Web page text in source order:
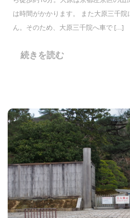
は時間がかかります。 また大原三千
ん。そのため、大原三千院へ車で […]
続きを読む